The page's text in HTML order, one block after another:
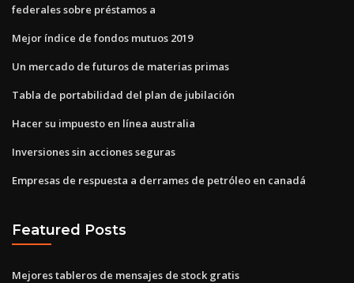
federales sobre préstamos a
Mejor índice de fondos mutuos 2019
Un mercado de futuros de materias primas
Tabla de portabilidad del plan de jubilación
Hacer su impuesto en línea australia
Inversiones sin acciones seguras
Empresas de respuesta a derrames de petróleo en canadá
Featured Posts
Mejores tableros de mensajes de stock gratis